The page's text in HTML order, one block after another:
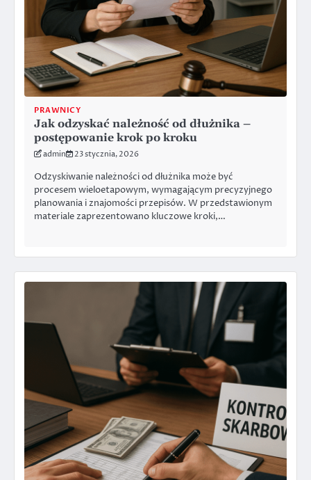
PRAWNICY
Jak odzyskać należność od dłużnika –
postępowanie krok po kroku
admin 23 stycznia, 2026
Odzyskiwanie należności od dłużnika może być
procesem wieloetapowym, wymagającym precyzyjnego
planowania i znajomości przepisów. W przedstawionym
materiale zaprezentowano kluczowe kroki,…